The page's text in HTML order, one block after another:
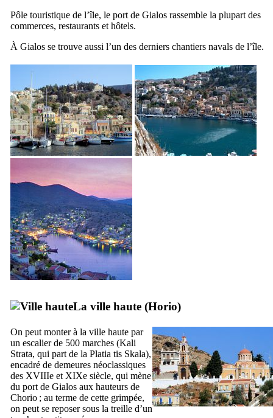
Pôle touristique de l’île, le port de Gialos rassemble la plupart des
commerces, restaurants et hôtels.
À Gialos se trouve aussi l’un des derniers chantiers navals de l’île.
La ville haute (Horio)
On peut monter à la ville haute par
un escalier de 500 marches (Kali
Strata, qui part de la Platia tis Skala),
encadré de demeures néoclassiques
des XVIIIe et XIXe siècle, qui mène
du port de Gialos aux hauteurs de
Chorio ; au terme de cette grimpée,
on peut se reposer sous la treille d’un